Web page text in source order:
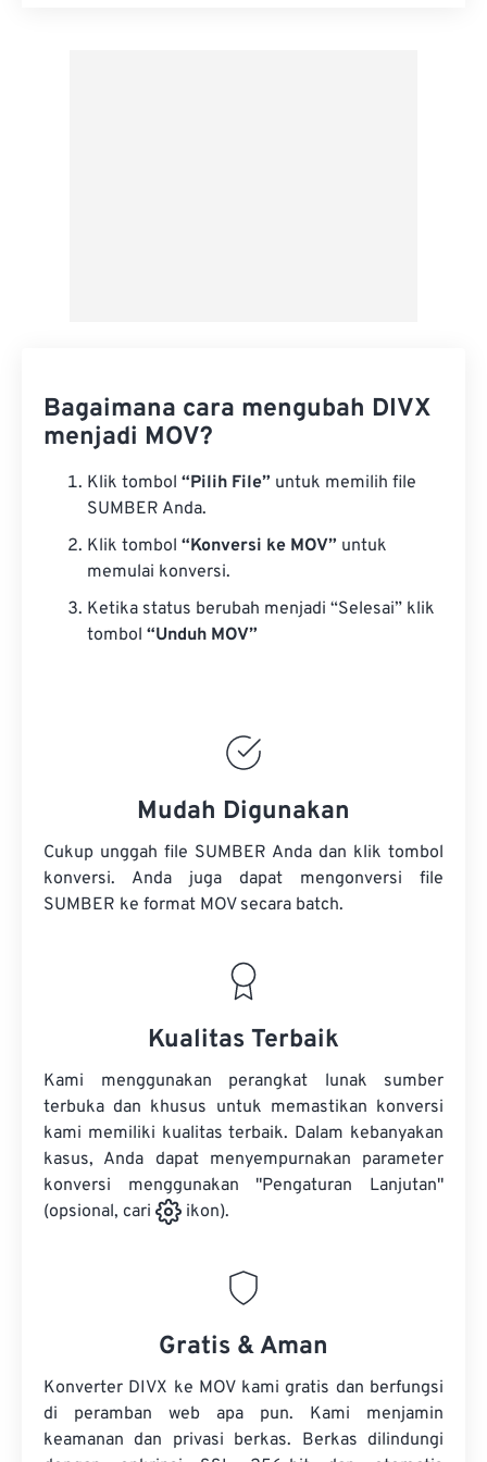
Bagaimana cara mengubah DIVX
menjadi MOV?
Klik tombol “Pilih File” untuk memilih file
SUMBER Anda.
Klik tombol “Konversi ke MOV” untuk
memulai konversi.
Ketika status berubah menjadi “Selesai” klik
tombol “Unduh MOV”
Mudah Digunakan
Cukup unggah file SUMBER Anda dan klik tombol
konversi. Anda juga dapat mengonversi file
SUMBER ke format MOV secara batch.
Kualitas Terbaik
Kami menggunakan perangkat lunak sumber
terbuka dan khusus untuk memastikan konversi
kami memiliki kualitas terbaik. Dalam kebanyakan
kasus, Anda dapat menyempurnakan parameter
konversi menggunakan "Pengaturan Lanjutan"
(opsional, cari
ikon).
Gratis & Aman
Konverter DIVX ke MOV kami gratis dan berfungsi
di peramban web apa pun. Kami menjamin
keamanan dan privasi berkas. Berkas dilindungi